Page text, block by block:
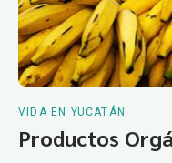
VIDA EN YUCATÁN
Productos